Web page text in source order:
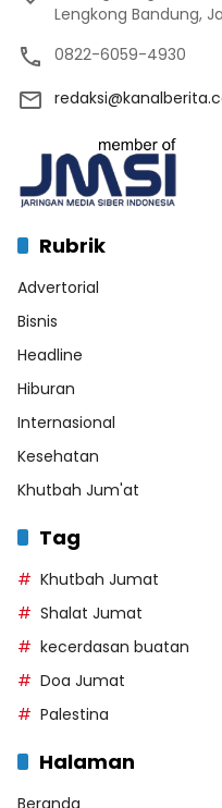
Lengkong Bandung,
0822-6059-4930
Rubrik
Advertorial
Bisnis
Headline
Hiburan
Internasional
Kesehatan
Khutbah Jum'at
Tag
Khutbah Jumat
Shalat Jumat
kecerdasan buatan
Doa Jumat
Palestina
Halaman